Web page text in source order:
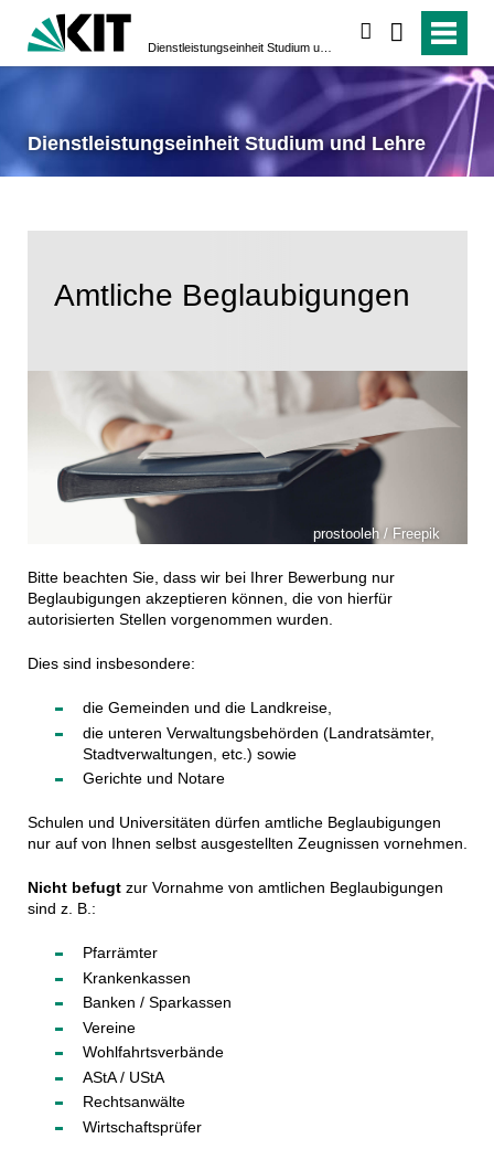
Dienstleistungseinheit Studium und Lehre
Amtliche Beglaubigungen
prostooleh / Freepik
Bitte beachten Sie, dass wir bei Ihrer Bewerbung nur
Beglaubigungen akzeptieren können, die von hierfür
autorisierten Stellen vorgenommen wurden.
Dies sind insbesondere:
die Gemeinden und die Landkreise,
die unteren Verwaltungsbehörden (Landratsämter,
Stadtverwaltungen, etc.) sowie
Gerichte und Notare
Schulen und Universitäten dürfen amtliche Beglaubigungen
nur auf von Ihnen selbst ausgestellten Zeugnissen vornehmen.
Nicht befugtzur Vornahme von amtlichen Beglaubigungen
sind z. B.:
Pfarrämter
Krankenkassen
Banken / Sparkassen
Vereine
Wohlfahrtsverbände
AStA / UStA
Rechtsanwälte
Wirtschaftsprüfer